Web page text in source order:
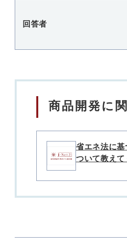
回答者
商品開発に
省エネ法に
ついて教えて